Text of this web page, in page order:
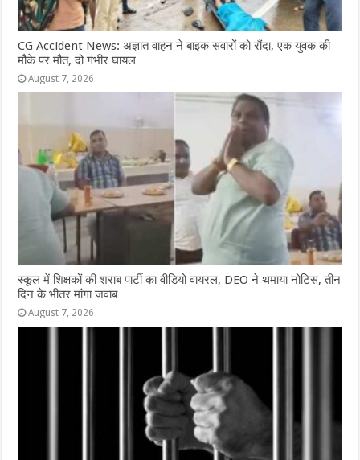
CG Accident News: अज्ञात वाहन ने बाइक सवारों को रौंदा, एक युवक की
मौके पर मौत, दो गंभीर घायल
August 7, 2026
स्कूल में शिक्षकों की शराब पार्टी का वीडियो वायरल, DEO ने थमाया नोटिस, तीन
दिन के भीतर मांगा जवाब
August 7, 2026